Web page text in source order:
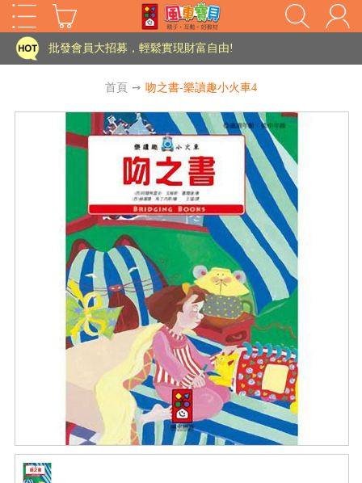
HOT
家長樂了!「風車書版集團暨FOOD超人企業總部」目前正興建中!
批發會員大招募，輕鬆實現財富自由!
老師您好!!幼教會員火熱招募中~
海外購物免煩惱！點我查看『海外購物流程說明』
批發會員大招募，輕鬆實現財富自由!
老師您好!!幼教會員火熱招募中~
海外購物免煩惱！點我查看『海外購物流程說明』
首頁 ➙ 吻之書-樂讀趣小火車4